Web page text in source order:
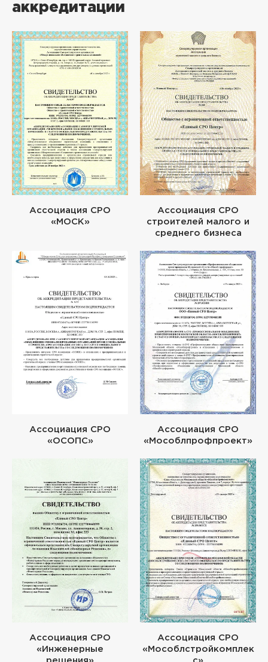
аккредитации
Ассоциация СРО
«МОСК»
Ассоциация СРО
строителей малого и
среднего бизнеса
Ассоциация СРО
«ОСОПС»
Ассоциация СРО
«Мособлпрофпроект»
Ассоциация СРО
«Инженерные
решения»
Ассоциация СРО
«Мособлстройкомплек
с»